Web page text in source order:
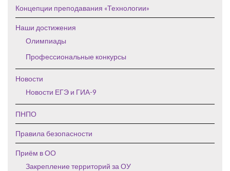
Концепции преподавания «Технологии»
Наши достижения
Олимпиады
Профессиональные конкурсы
Новости
Новости ЕГЭ и ГИА-9
ПНПО
Правила безопасности
Приём в ОО
Закрепление территорий за ОУ